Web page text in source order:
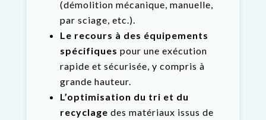
(démolition mécanique, manuelle,
par sciage, etc.).
Le recours à des équipements
spécifiques pour une exécution
rapide et sécurisée, y compris à
grande hauteur.
L’optimisation du tri et du
recyclage des matériaux issus de